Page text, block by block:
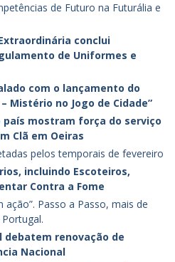
de Futuro na Futurália e
conclui
de Uniformes e
com o lançamento do
Mistério no Jogo de Cidade”
país mostram força do serviço
Clã em Oeiras
pelos temporais de fevereiro
incluindo Escoteiros,
Contra a Fome
Passo a Passo, mais de
debatem renovação de
Nacional